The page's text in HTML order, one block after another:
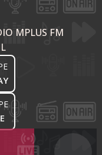
MPLUS FM
Mplus FM